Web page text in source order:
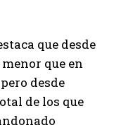
que desde
que en
desde
de los que